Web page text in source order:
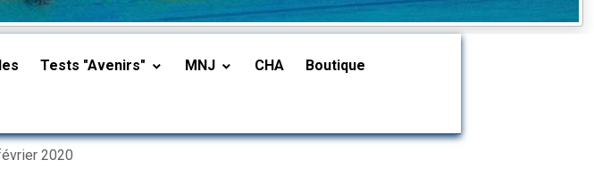
Tests "Avenirs" MNJ CHA Boutique
2020